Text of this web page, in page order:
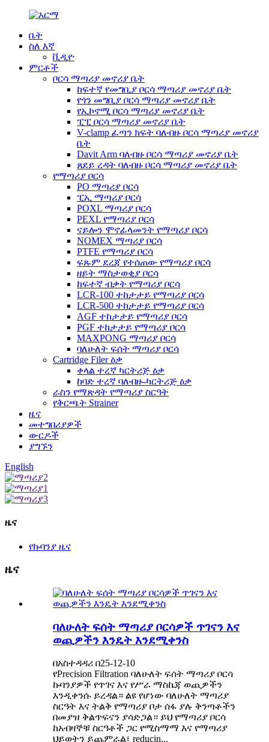
ቤት
ስለ እኛ
ቪዲዮ
ምርቶች
ቦርሳ ማጣሪያ መኖሪያ ቤት
ከፍተኛ የመግቢያ ቦርሳ ማጣሪያ መኖሪያ ቤት
የጎን መግቢያ ቦርሳ ማጣሪያ መኖሪያ ቤት
የኢኮኖሚ ቦርሳ ማጣሪያ መኖሪያ ቤት
ፒፒ ቦርሳ ማጣሪያ መኖሪያ ቤት
V-clamp ፈጣን ክፍት ባለብዙ ቦርሳ ማጣሪያ መኖሪያ
ቤት
Davit Arm ባለብዙ ቦርሳ ማጣሪያ መኖሪያ ቤት
ጸደይ ረዳት ባለብዙ ቦርሳ ማጣሪያ መኖሪያ ቤት
የማጣሪያ ቦርሳ
PO ማጣሪያ ቦርሳ
ፒኢ ማጣሪያ ቦርሳ
POXL ማጣሪያ ቦርሳ
PEXL የማጣሪያ ቦርሳ
ናይሎን ሞኖፊላመንት የማጣሪያ ቦርሳ
NOMEX ማጣሪያ ቦርሳ
PTFE የማጣሪያ ቦርሳ
ፍጹም ደረጃ የተሰጠው የማጣሪያ ቦርሳ
ዘይት ማስታወቂያ ቦርሳ
ከፍተኛ ብቃት የማጣሪያ ቦርሳ
LCR-100 ተከታታይ የማጣሪያ ቦርሳ
LCR-500 ተከታታይ የማጣሪያ ቦርሳ
AGF ተከታታይ የማጣሪያ ቦርሳ
PGF ተከታታይ የማጣሪያ ቦርሳ
MAXPONG ማጣሪያ ቦርሳ
ባለሁለት ፍሰት ማጣሪያ ቦርሳ
Cartridge Filer ዕቃ
ቀላል ተረኛ ካርትሪጅ ዕቃ
ከባድ ተረኛ ባለብዙ-ካርትሪጅ ዕቃ
ራስን የማጽዳት የማጣሪያ ስርዓት
የቅርጫት Strainer
ዜና
መተግበሪያዎች
ውርዶች
ያግኙን
English
ዜና
የኩባንያ ዜና
ዜና
ባለሁለት ፍሰት ማጣሪያ ቦርሳዎች ጥገናን እና
ወጪዎችን እንዴት እንደሚቀንስ
በአስተዳዳሪ በ25-12-10
የPrecision Filtration ባለሁለት ፍሰት ማጣሪያ ቦርሳ
ኩባንያዎች የጥገና እና የሥራ ማስኬጃ ወጪዎችን
እንዲቀንሱ ይረዳል። ልዩ የሆነው ባለሁለት ማጣሪያ
ስርዓት እና ትልቅ የማጣሪያ ቦታ ሰፋ ያሉ ቅንጣቶችን
በመያዝ ቅልጥፍናን ያሳድጋል። ይህ የማጣሪያ ቦርሳ
ከአብዛኞቹ ስርዓቶች ጋር የሚስማማ እና የማጣሪያ
ህይወትን ይጨምራል፣ reducin...